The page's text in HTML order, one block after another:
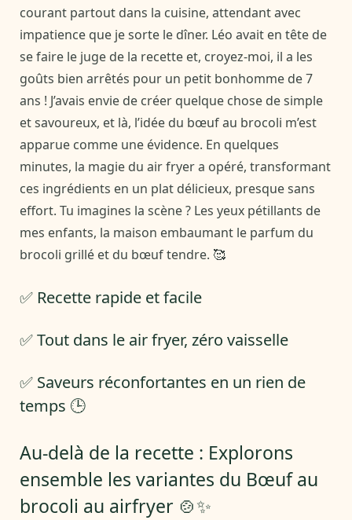
courant partout dans la cuisine, attendant avec
impatience que je sorte le dîner. Léo avait en tête de
se faire le juge de la recette et, croyez-moi, il a les
goûts bien arrêtés pour un petit bonhomme de 7
ans ! J’avais envie de créer quelque chose de simple
et savoureux, et là, l’idée du bœuf au brocoli m’est
apparue comme une évidence. En quelques
minutes, la magie du air fryer a opéré, transformant
ces ingrédients en un plat délicieux, presque sans
effort. Tu imagines la scène ? Les yeux pétillants de
mes enfants, la maison embaumant le parfum du
brocoli grillé et du bœuf tendre. 🥰
✅ Recette rapide et facile
✅ Tout dans le air fryer, zéro vaisselle
✅ Saveurs réconfortantes en un rien de
temps 🕒
Au-delà de la recette : Explorons
ensemble les variantes du Bœuf au
brocoli au airfryer 🍲✨